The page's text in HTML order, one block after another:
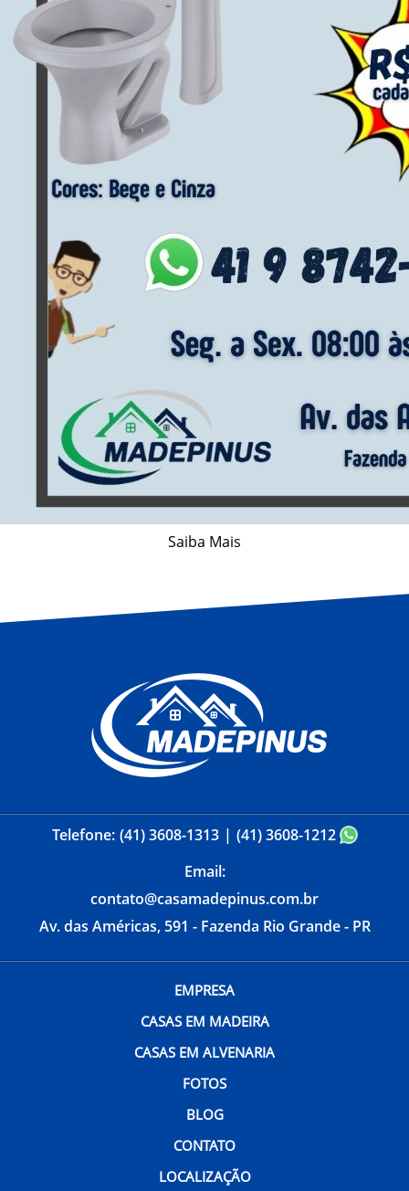
Saiba Mais
Telefone: (41) 3608-1313
(41) 3608-1212
Email:
contato@casamadepinus.com.br
Av. das Américas, 591 - Fazenda Rio Grande - PR
EMPRESA
CASAS EM MADEIRA
CASAS EM ALVENARIA
FOTOS
BLOG
CONTATO
LOCALIZAÇÃO